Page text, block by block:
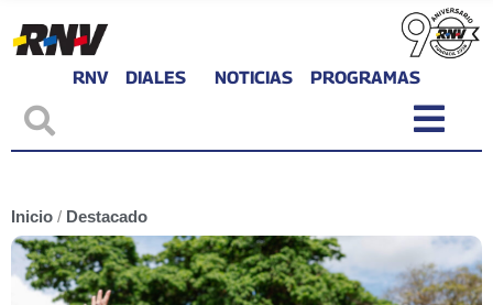
RNV DIALES NOTICIAS PROGRAMAS
Inicio / Destacado